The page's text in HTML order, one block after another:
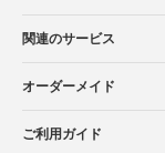
関連のサービス
オーダーメイド
ご利用ガイド